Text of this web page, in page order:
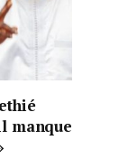
manque